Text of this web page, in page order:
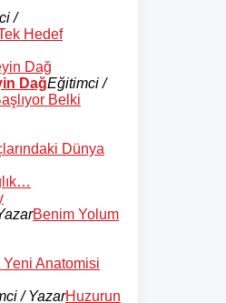
/
Hedef
DağEğitimci /
Belki
Dünya
Benim Yolum
Yeni Anatomisi
/ YazarHuzurun